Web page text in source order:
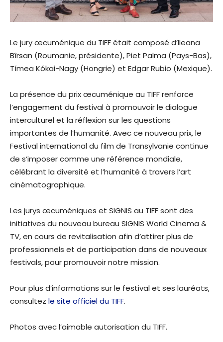
Le jury œcuménique du TIFF était composé d’Ileana
Bîrsan (Roumanie, présidente), Piet Palma (Pays-Bas),
Tímea Kókai-Nagy (Hongrie) et Edgar Rubio (Mexique).
La présence du prix œcuménique au TIFF renforce
l’engagement du festival à promouvoir le dialogue
interculturel et la réflexion sur les questions
importantes de l’humanité. Avec ce nouveau prix, le
Festival international du film de Transylvanie continue
de s’imposer comme une référence mondiale,
célébrant la diversité et l’humanité à travers l’art
cinématographique.
Les jurys œcuméniques et SIGNIS au TIFF sont des
initiatives du nouveau bureau SIGNIS World Cinema &
TV, en cours de revitalisation afin d’attirer plus de
professionnels et de participation dans de nouveaux
festivals, pour promouvoir notre mission.
Pour plus d’informations sur le festival et ses lauréats,
consultez le site officiel du TIFF.
Photos avec l’aimable autorisation du TIFF.